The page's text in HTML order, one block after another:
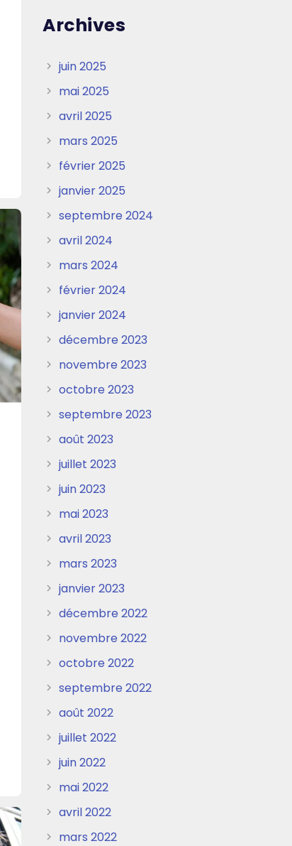
Archives
juin 2025
mai 2025
avril 2025
mars 2025
février 2025
janvier 2025
septembre 2024
avril 2024
mars 2024
février 2024
janvier 2024
décembre 2023
novembre 2023
octobre 2023
septembre 2023
août 2023
juillet 2023
juin 2023
mai 2023
avril 2023
mars 2023
janvier 2023
décembre 2022
novembre 2022
octobre 2022
septembre 2022
août 2022
juillet 2022
juin 2022
mai 2022
avril 2022
mars 2022